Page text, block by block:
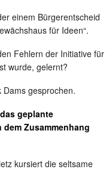
einem Bürgerentscheid
für Ideen“.
Fehlern der Initiative für
wurde, gelernt?
gesprochen.
geplante
Zusammenhang
kursiert die seltsame